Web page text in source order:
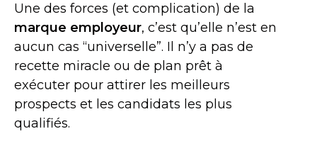
Une des forces (et complication) de la
marque employeur, c’est qu’elle n’est en
aucun cas “universelle”. Il n’y a pas de
recette miracle ou de plan prêt à
exécuter pour attirer les meilleurs
prospects et les candidats les plus
qualifiés.